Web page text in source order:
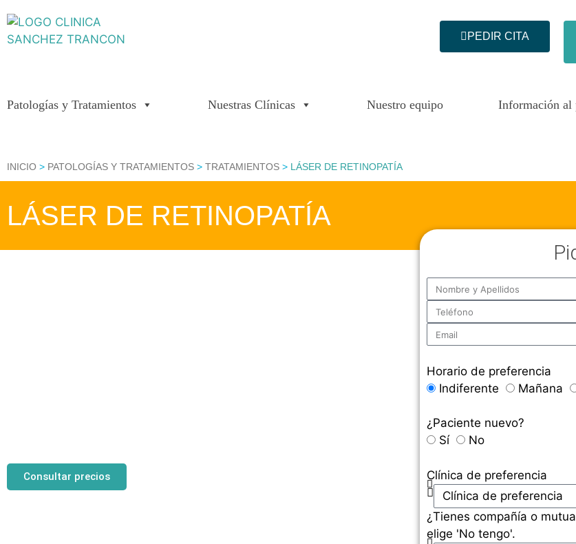
PEDIR CITA
Patologías y Tratamientos Nuestras Clínicas Nuestro equipo Información al
INICIO > PATOLOGÍAS Y TRATAMIENTOS > TRATAMIENTOS > LÁSER DE RETINOPATÍA
LÁSER DE RETINOPATÍA
Consultar precios
Horario de preferencia
Indiferente
Mañana
¿Paciente nuevo?
Sí
No
Clínica de preferencia
¿Tienes compañía o
elige 'No tengo'.